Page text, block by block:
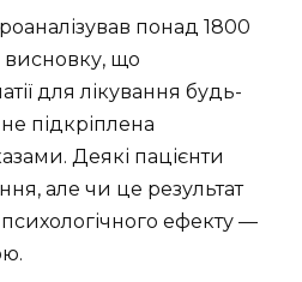
понад 1800
висновку, що
для лікування будь-
підкріплена
Деякі пацієнти
але чи це результат
ефекту —